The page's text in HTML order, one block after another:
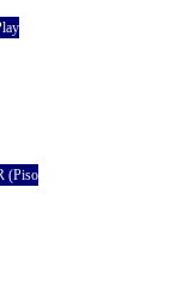
(Piso